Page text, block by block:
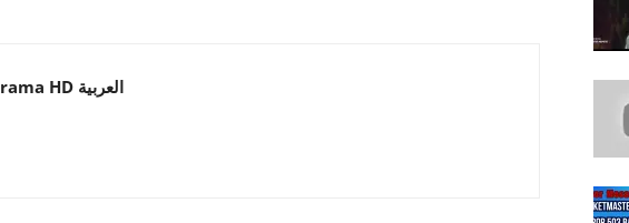
Turkish Drama HD العربية